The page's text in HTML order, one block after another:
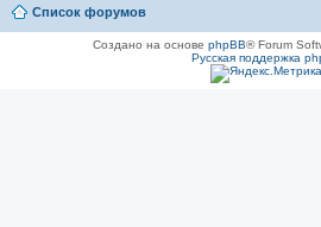
Список форумов
Создано на основе phpBB® Forum
Русская поддержка